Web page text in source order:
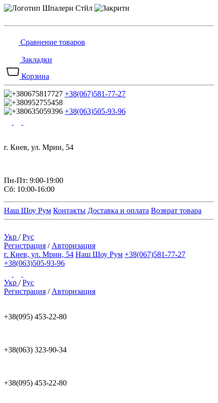
Сравнение товаров
Закладки
Корзина
+38(067)581-77-27
+38(063)505-93-96
г. Киев, ул. Мрии, 54
Пн-Пт: 9:00-19:00
Сб: 10:00-16:00
Наш Шоу Рум Контакты Доставка и оплата Возврат товара
Укр /Рус
Регистрация / Авторизация
г. Киев, ул. Мрии, 54 Наш Шоу Рум +38(067)581-77-27
+38(063)505-93-96
Укр /Рус
Регистрация / Авторизация
+38(095) 453-22-80
+38(063) 323-90-34
+38(095) 453-22-80